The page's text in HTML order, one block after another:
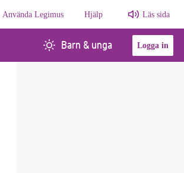
Använda Legimus Hjälp Läs sida
Barn & unga Logga in